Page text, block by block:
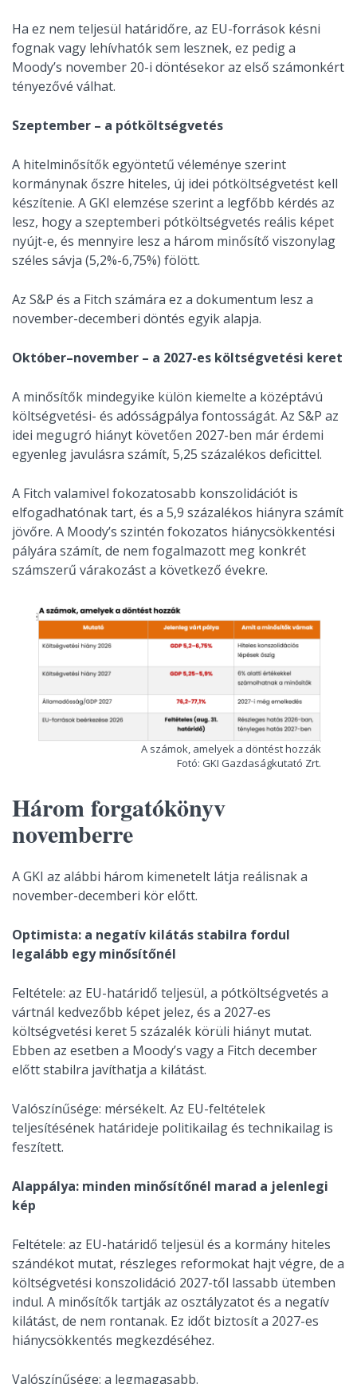
Ha ez nem teljesül határidőre, az EU-források késni
fognak vagy lehívhatók sem lesznek, ez pedig a
Moody’s november 20-i döntésekor az első számonkért
tényezővé válhat.
Szeptember – a pótköltségvetés
A hitelminősítők egyöntetű véleménye szerint
kormánynak őszre hiteles, új idei pótköltségvetést kell
készítenie. A GKI elemzése szerint a legfőbb kérdés az
lesz, hogy a szeptemberi pótköltségvetés reális képet
nyújt-e, és mennyire lesz a három minősítő viszonylag
széles sávja (5,2%-6,75%) fölött.
Az S&P és a Fitch számára ez a dokumentum lesz a
november-decemberi döntés egyik alapja.
Október–november – a 2027-es költségvetési keret
A minősítők mindegyike külön kiemelte a középtávú
költségvetési- és adósságpálya fontosságát. Az S&P az
idei megugró hiányt követően 2027-ben már érdemi
egyenleg javulásra számít, 5,25 százalékos deficittel.
A Fitch valamivel fokozatosabb konszolidációt is
elfogadhatónak tart, és a 5,9 százalékos hiányra számít
jövőre. A Moody’s szintén fokozatos hiánycsökkentési
pályára számít, de nem fogalmazott meg konkrét
számszerű várakozást a következő évekre.
A számok, amelyek a döntést hozzák
Fotó: GKI Gazdaságkutató Zrt.
Három forgatókönyv
novemberre
A GKI az alábbi három kimenetelt látja reálisnak a
november-decemberi kör előtt.
Optimista: a negatív kilátás stabilra fordul
legalább egy minősítőnél
Feltétele: az EU-határidő teljesül, a pótköltségvetés a
vártnál kedvezőbb képet jelez, és a 2027-es
költségvetési keret 5 százalék körüli hiányt mutat.
Ebben az esetben a Moody’s vagy a Fitch december
előtt stabilra javíthatja a kilátást.
Valószínűsége: mérsékelt. Az EU-feltételek
teljesítésének határideje politikailag és technikailag is
feszített.
Alappálya: minden minősítőnél marad a jelenlegi
kép
Feltétele: az EU-határidő teljesül és a kormány hiteles
szándékot mutat, részleges reformokat hajt végre, de a
költségvetési konszolidáció 2027-től lassabb ütemben
indul. A minősítők tartják az osztályzatot és a negatív
kilátást, de nem rontanak. Ez időt biztosít a 2027-es
hiánycsökkentés megkezdéséhez.
Valószínűsége: a legmagasabb.